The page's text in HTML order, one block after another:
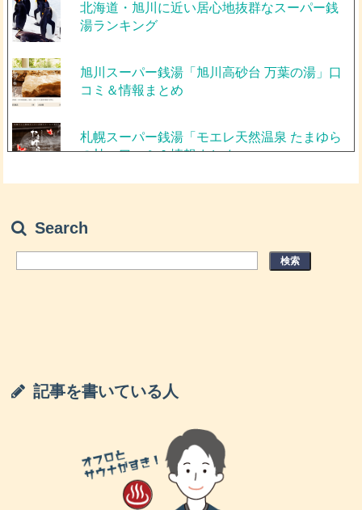
北海道・旭川に近い居心地抜群なスーパー銭
湯ランキング
旭川スーパー銭湯「旭川高砂台 万葉の湯」口
コミ＆情報まとめ
札幌スーパー銭湯「モエレ天然温泉 たまゆら
の杜」口コミ＆情報まとめ
ーク」口コミ＆情報まとめ
函館スーパー銭湯「七重浜の湯」口コミ＆情
コミ＆情報まとめ
【函館限定】格安で宿泊できる24時間営業お
すすめスーパー銭湯TOP3
札幌スーパー銭湯「湯処 花ゆづき」口コミ＆
Search
記事を書いている人